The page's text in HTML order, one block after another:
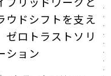
ウドシフトを支え
ロトラストソリ
ション